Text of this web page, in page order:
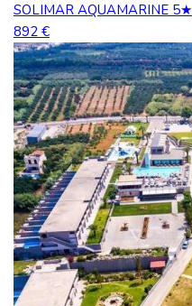
SOLIMAR AQUAMARINE 5★
892 €